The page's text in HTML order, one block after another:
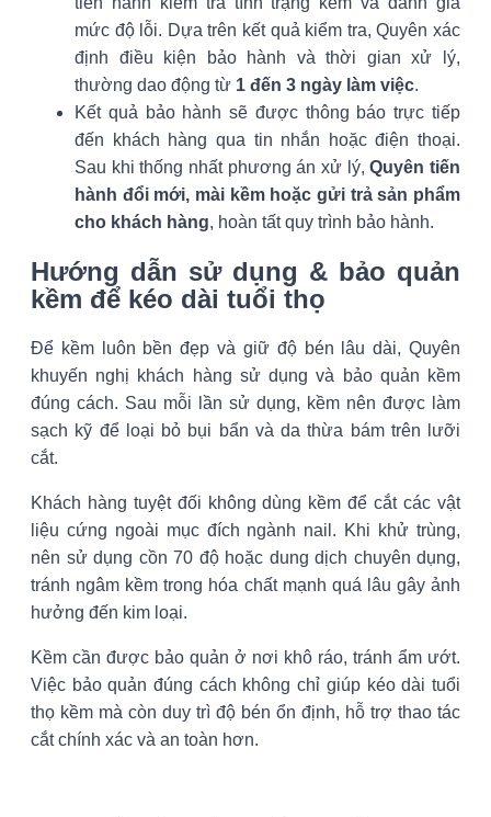
mức độ lỗi. Dựa trên kết quả kiểm tra, Quyên xác
định điều kiện bảo hành và thời gian xử lý,
thường dao động từ 1 đến 3 ngày làm việc.
Kết quả bảo hành sẽ được thông báo trực tiếp
đến khách hàng qua tin nhắn hoặc điện thoại.
Sau khi thống nhất phương án xử lý,Quyên tiến
hành đổi mới, mài kềm hoặc gửi trả sản phẩm
cho khách hàng, hoàn tất quy trình bảo hành.
Hướng dẫn sử dụng & bảo quản
kềm để kéo dài tuổi thọ
Để kềm luôn bền đẹp và giữ độ bén lâu dài, Quyên
khuyến nghị khách hàng sử dụng và bảo quản kềm
đúng cách. Sau mỗi lần sử dụng, kềm nên được làm
sạch kỹ để loại bỏ bụi bẩn và da thừa bám trên lưỡi
cắt.
Khách hàng tuyệt đối không dùng kềm để cắt các vật
liệu cứng ngoài mục đích ngành nail. Khi khử trùng,
nên sử dụng cồn 70 độ hoặc dung dịch chuyên dụng,
tránh ngâm kềm trong hóa chất mạnh quá lâu gây ảnh
hưởng đến kim loại.
Kềm cần được bảo quản ở nơi khô ráo, tránh ẩm ướt.
Việc bảo quản đúng cách không chỉ giúp kéo dài tuổi
thọ kềm mà còn duy trì độ bén ổn định, hỗ trợ thao tác
cắt chính xác và an toàn hơn.